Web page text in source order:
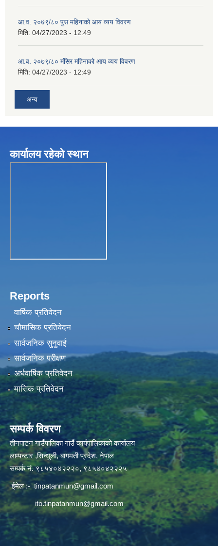
आ.व. २०७९/८० पुस महिनाको आय व्यय विवरण
मिति: 04/27/2023 - 12:49
आ.व. २०७९/८० मंसिर महिनाको आय व्यय विवरण
मिति: 04/27/2023 - 12:49
अन्य
कार्यालय रहेकाे स्थान
Reports
वार्षिक प्रतिवेदन
चौमासिक प्रतिवेदन
सार्वजनिक सुनुवाई
सार्वजनिक परीक्षण
अर्धवार्षिक प्रतिवेदन
मासिक प्रतिवेदन
सम्पर्क विवरण
तीनपाटन गाउँपालिका गाउँ कार्यपालिकाको कार्यालय
लाम्पन्टार ,सिन्धुली, बागमती प्रदेश, नेपाल
सम्पर्क नं. ९८५४०४२२२०, ९८५४०४२२२५
ईमेल :-tinpatanmun@gmail.com
ito.tinpatanmun@gmail.com